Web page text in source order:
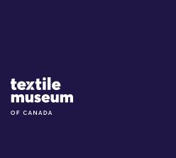
Site Logo